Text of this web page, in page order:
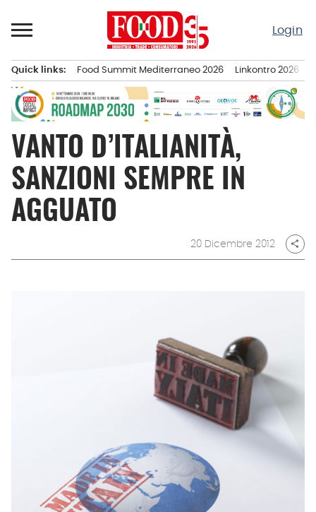
al
Login
principale
Quick links: Food Summit Mediterraneo 2026 Linkontro 2026
VANTO D’ITALIANITÀ,
SANZIONI SEMPRE IN
AGGUATO
20 Dicembre 2012 share